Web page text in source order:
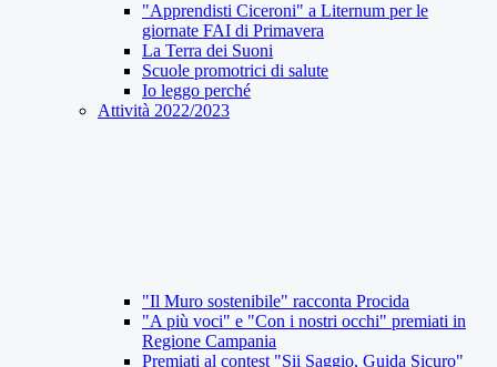
"Apprendisti Ciceroni" a Liternum per le
giornate FAI di Primavera
La Terra dei Suoni
Scuole promotrici di salute
Io leggo perché
Attività 2022/2023
"Il Muro sostenibile" racconta Procida
"A più voci" e "Con i nostri occhi" premiati in
Regione Campania
Premiati al contest "Sii Saggio, Guida Sicuro"